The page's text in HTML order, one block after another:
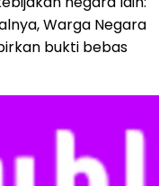
Warga Negara
bukti bebas